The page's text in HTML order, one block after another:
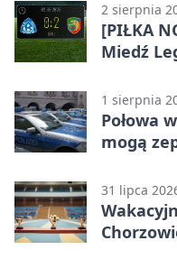
2 sierpnia
[PIŁKA
Miedź
1 sierpnia
Połowa
mogą
31 lipca